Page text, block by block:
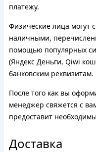
платежу.
Физические лица могут
наличными,
помощью популярных
(Яндекс Деньги, Qiwi
банковским реквизитам.
После того как вы
менеджер свяжется с
предоставит
Доставка